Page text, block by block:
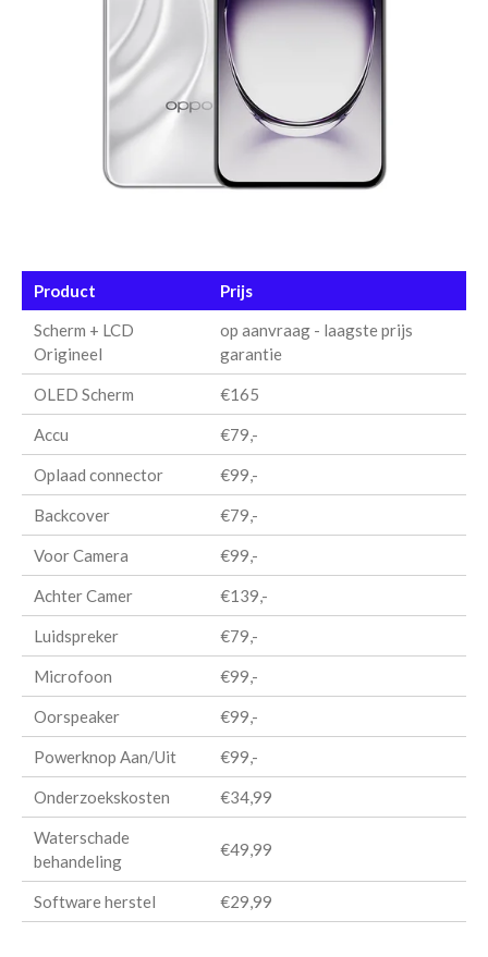
Product
Prijs
Scherm + LCD
Origineel
op aanvraag - laagste prijs
garantie
OLED Scherm €165
Accu €79,-
Oplaad connector €99,-
Backcover €79,-
Voor Camera €99,-
Achter Camer €139,-
Luidspreker €79,-
Microfoon €99,-
Oorspeaker €99,-
Powerknop Aan/Uit €99,-
Onderzoekskosten €34,99
Waterschade
behandeling
€49,99
Software herstel €29,99